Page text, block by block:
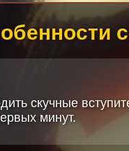
скучные
минут.